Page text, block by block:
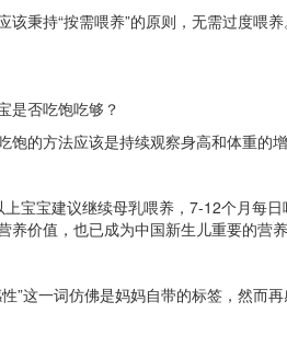
该秉持“按需喂养”的原则，无需过度
是否吃饱吃够？
饱的方法应该是持续观察身高和体重的
上宝宝建议继续母乳喂养，7-12个月每
养价值，也已成为中国新生儿重要的营
”这一词仿佛是妈妈自带的标签，然而